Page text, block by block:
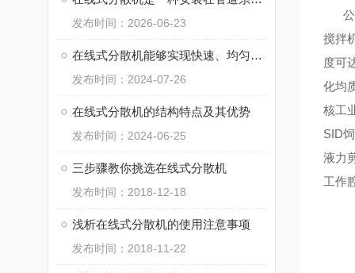
发布时间：2026-06-23
在线式分散机能够实现快速、均匀的分散混合效果
发布时间：2024-07-26
在线式分散机的结构特点及其优势
发布时间：2024-06-25
三步骤教你挑选在线式分散机
发布时间：2018-12-18
浅析在线式分散机的使用注意事项
发布时间：2018-11-22
公
搅拌
度可
化均
核工
SID
液力
工作